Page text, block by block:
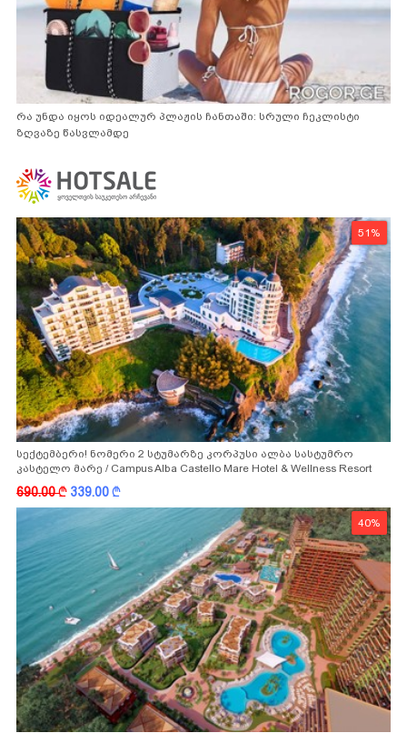
რა უნდა იყოს იდეალურ პლაჟის ჩანთაში: სრული ჩეკლისტი
ზღვაზე წასვლამდე
51%
სექტემბერი! ნომერი 2 სტუმარზე კორპუსი ალბა სასტუმრო
კასტელო მარე / Campus Alba Castello Mare Hotel & Wellness Resort
-სგან!
690.00k 339.00k
40%